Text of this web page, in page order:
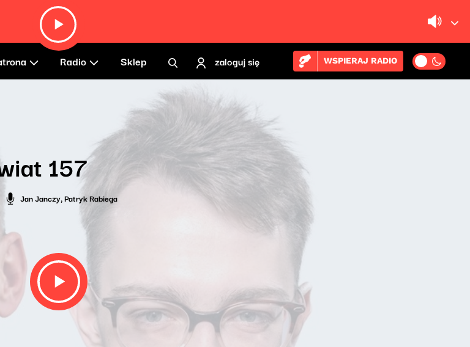
Radio Sklep zaloguj się WSPIERAJ RADIO
157
Jan Janczy,Patryk Rabiega